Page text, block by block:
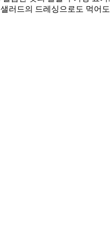
러드의 드레싱으로도 먹어